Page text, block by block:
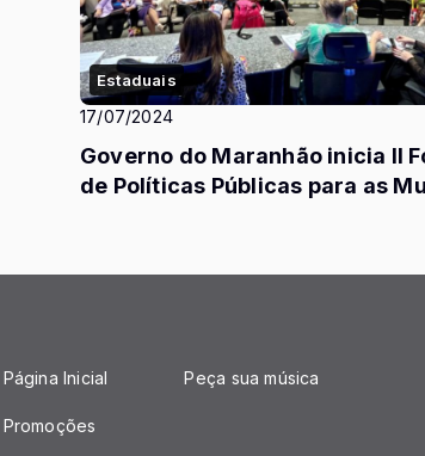
Estaduais
17/07/2024
Governo do Maranhão inicia II
de Políticas Públicas para as
Página Inicial
Promoções
Peça sua música